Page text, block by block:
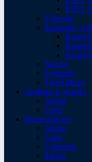
ESET
F-Secure
Kaspersky
Norton
Symantec
Trend Micro
Графика и дизайн
Adobe
Corel
Мультимедиа
Adobe
Corel
Cyberlink
Magix